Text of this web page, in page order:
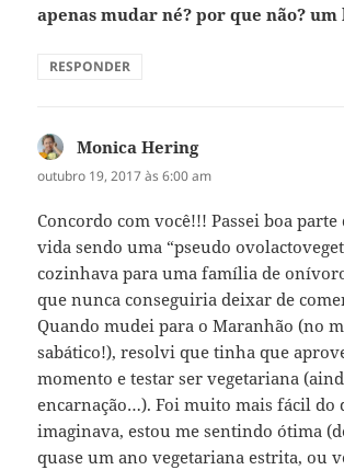
apenas mudar né? por que não? um
RESPONDER
Monica Heringdisse:
outubro 19, 2017 às 6:00 am
Concordo com você!!! Passei boa
vida sendo uma “pseudo
cozinhava para uma família de
que nunca conseguiria deixar de
Quando mudei para o Maranhão (no
sabático!), resolvi que tinha que
momento e testar ser vegetariana
encarnação…). Foi muito mais fácil do
imaginava, estou me sentindo ótima
quase um ano vegetariana estrita, ou